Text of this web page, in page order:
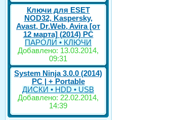
Ключи для ESET
NOD32, Kaspersky,
Avast, Dr.Web, Avira [от
12 марта] (2014) PC
ПАРОЛИ • КЛЮЧИ
Добавлено: 13.03.2014,
09:31
System Ninja 3.0.0 (2014)
РС | + Portable
ДИСКИ • HDD • USB
Добавлено: 22.02.2014,
14:39